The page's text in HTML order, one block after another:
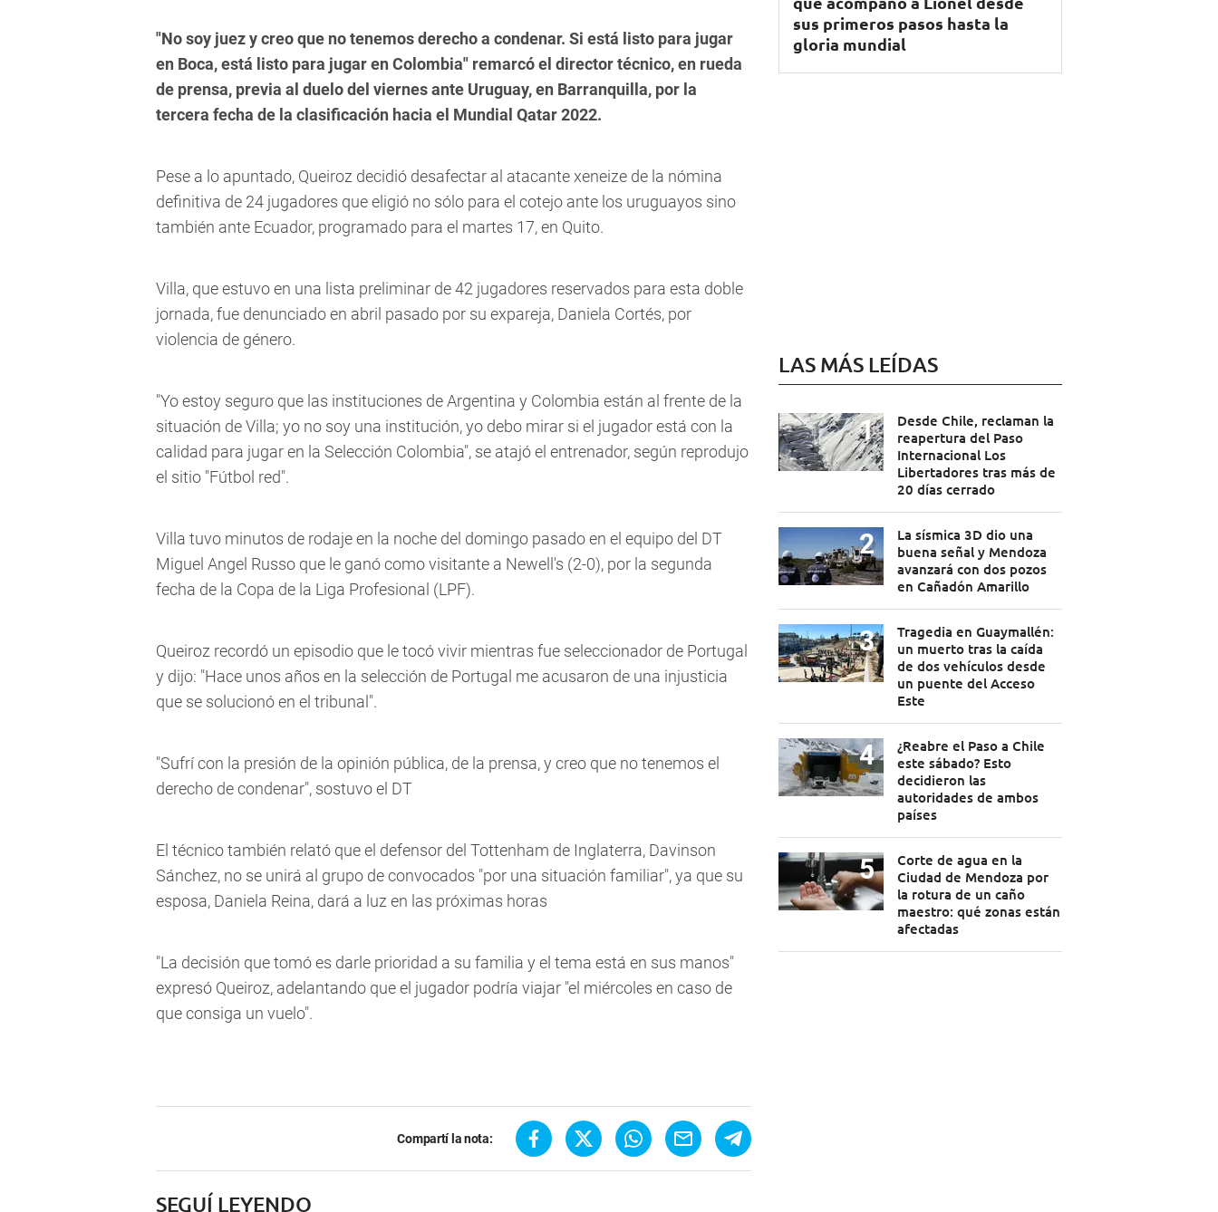
"No soy juez y creo que no tenemos derecho a condenar. Si está listo para jugar
en Boca, está listo para jugar en Colombia" remarcó el director técnico, en rueda
de prensa, previa al duelo del viernes ante Uruguay, en Barranquilla, por la
tercera fecha de la clasificación hacia el Mundial Qatar 2022.
Pese a lo apuntado, Queiroz decidió desafectar al atacante xeneize de la nómina
definitiva de 24 jugadores que eligió no sólo para el cotejo ante los uruguayos sino
también ante Ecuador, programado para el martes 17, en Quito.
Villa, que estuvo en una lista preliminar de 42 jugadores reservados para esta doble
jornada, fue denunciado en abril pasado por su expareja, Daniela Cortés, por
violencia de género.
"Yo estoy seguro que las instituciones de Argentina y Colombia están al frente de la
situación de Villa; yo no soy una institución, yo debo mirar si el jugador está con la
calidad para jugar en la Selección Colombia", se atajó el entrenador, según reprodujo
el sitio "Fútbol red".
Villa tuvo minutos de rodaje en la noche del domingo pasado en el equipo del DT
Miguel Angel Russo que le ganó como visitante a Newell's (2-0), por la segunda
fecha de la Copa de la Liga Profesional (LPF).
Queiroz recordó un episodio que le tocó vivir mientras fue seleccionador de Portugal
y dijo: "Hace unos años en la selección de Portugal me acusaron de una injusticia
que se solucionó en el tribunal".
"Sufrí con la presión de la opinión pública, de la prensa, y creo que no tenemos el
derecho de condenar", sostuvo el DT
El técnico también relató que el defensor del Tottenham de Inglaterra, Davinson
Sánchez, no se unirá al grupo de convocados "por una situación familiar", ya que su
esposa, Daniela Reina, dará a luz en las próximas horas
"La decisión que tomó es darle prioridad a su familia y el tema está en sus manos"
expresó Queiroz, adelantando que el jugador podría viajar "el miércoles en caso de
que consiga un vuelo".
Compartí la nota:
SEGUÍ LEYENDO
sus primeros pasos hasta la
gloria mundial
LAS MÁS LEÍDAS
Desde Chile, reclaman la
reapertura del Paso
Internacional Los
Libertadores tras más de
20 días cerrado
La sísmica 3D dio una
buena señal y Mendoza
avanzará con dos pozos
en Cañadón Amarillo
Tragedia en Guaymallén:
un muerto tras la caída
de dos vehículos desde
un puente del Acceso
Este
¿Reabre el Paso a Chile
este sábado? Esto
decidieron las
autoridades de ambos
países
Corte de agua en la
Ciudad de Mendoza por
la rotura de un caño
maestro: qué zonas están
afectadas